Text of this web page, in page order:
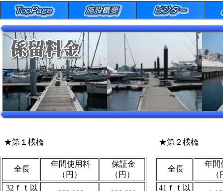
全長
年間使用料
（円）
保証金
（円）
32ｆｔ以
★第１桟橋 ★第２桟橋
全長
年間
41ｆｔ以